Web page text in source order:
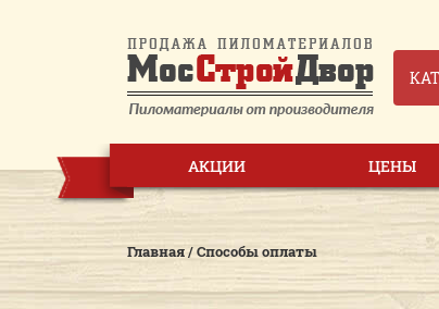
АКЦИИ ЦЕНЫ
Главная/Способы оплаты